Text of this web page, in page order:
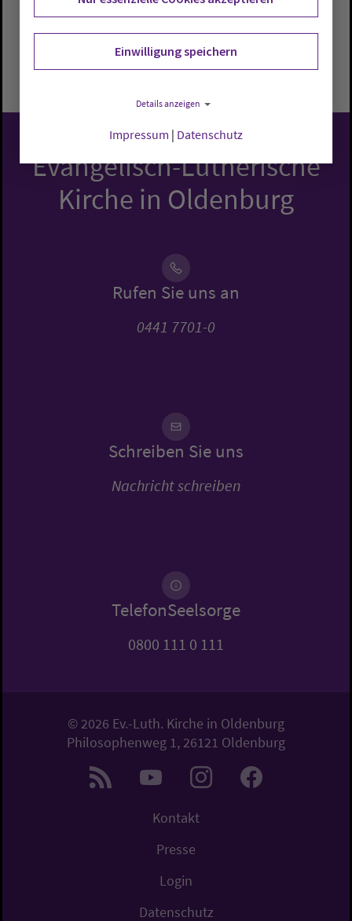
Zurück zu Übersicht
Evangelisch-Lutherische
Kirche in Oldenburg
Rufen Sie uns an
0441 7701-0
Schreiben Sie uns
Nachricht schreiben
TelefonSeelsorge
0800 111 0 111
© 2026 Ev.-Luth. Kirche in Oldenburg
Philosophenweg 1, 26121 Oldenburg
Kontakt
Presse
Login
Datenschutz
Einwilligung speichern
Details anzeigen
Impressum | Datenschutz